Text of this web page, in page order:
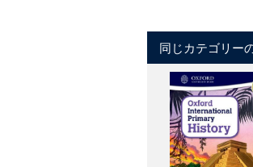
同じカテゴリー